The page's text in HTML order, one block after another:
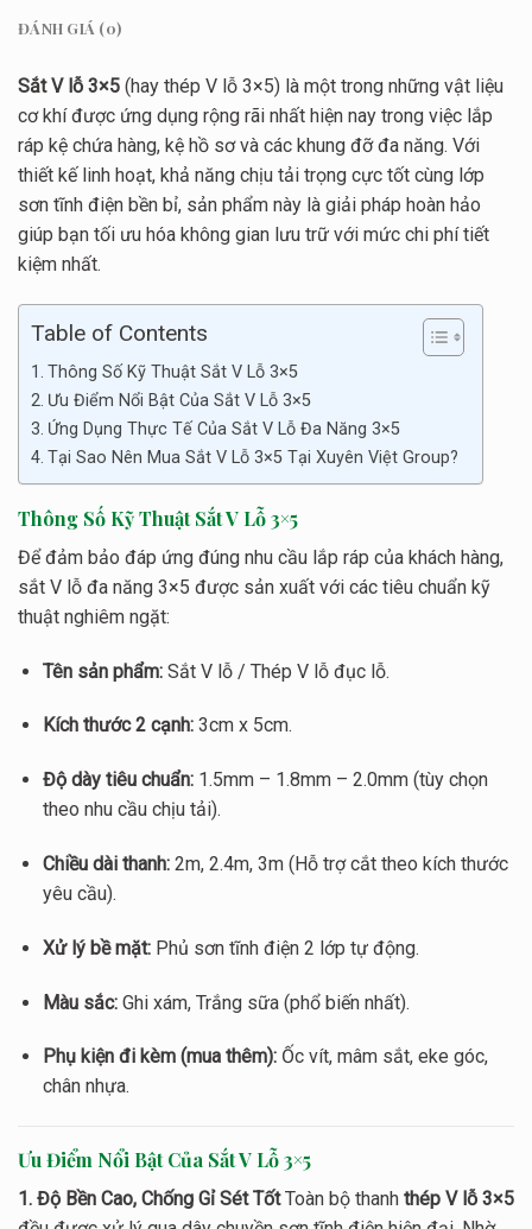
ĐÁNH GIÁ (0)
Sắt V lỗ 3×5 (hay thép V lỗ 3×5) là một trong những vật liệu
cơ khí được ứng dụng rộng rãi nhất hiện nay trong việc lắp
ráp kệ chứa hàng, kệ hồ sơ và các khung đỡ đa năng. Với
thiết kế linh hoạt, khả năng chịu tải trọng cực tốt cùng lớp
sơn tĩnh điện bền bỉ, sản phẩm này là giải pháp hoàn hảo
giúp bạn tối ưu hóa không gian lưu trữ với mức chi phí tiết
kiệm nhất.
Table of Contents
Thông Số Kỹ Thuật Sắt V Lỗ 3×5
Ưu Điểm Nổi Bật Của Sắt V Lỗ 3×5
Ứng Dụng Thực Tế Của Sắt V Lỗ Đa Năng 3×5
Tại Sao Nên Mua Sắt V Lỗ 3×5 Tại Xuyên Việt Group?
Thông Số Kỹ Thuật Sắt V Lỗ 3×5
Để đảm bảo đáp ứng đúng nhu cầu lắp ráp của khách hàng,
sắt V lỗ đa năng 3×5 được sản xuất với các tiêu chuẩn kỹ
thuật nghiêm ngặt:
Tên sản phẩm:Sắt V lỗ / Thép V lỗ đục lỗ.
Kích thước 2 cạnh:3cm x 5cm.
Độ dày tiêu chuẩn:1.5mm – 1.8mm – 2.0mm (tùy chọn
theo nhu cầu chịu tải).
Chiều dài thanh:2m, 2.4m, 3m (Hỗ trợ cắt theo kích thước
yêu cầu).
Xử lý bề mặt:Phủ sơn tĩnh điện 2 lớp tự động.
Màu sắc:Ghi xám, Trắng sữa (phổ biến nhất).
Phụ kiện đi kèm (mua thêm):Ốc vít, mâm sắt, eke góc,
chân nhựa.
Ưu Điểm Nổi Bật Của Sắt V Lỗ 3×5
1. Độ Bền Cao, Chống Gỉ Sét TốtToàn bộ thanh thép V lỗ 3×5